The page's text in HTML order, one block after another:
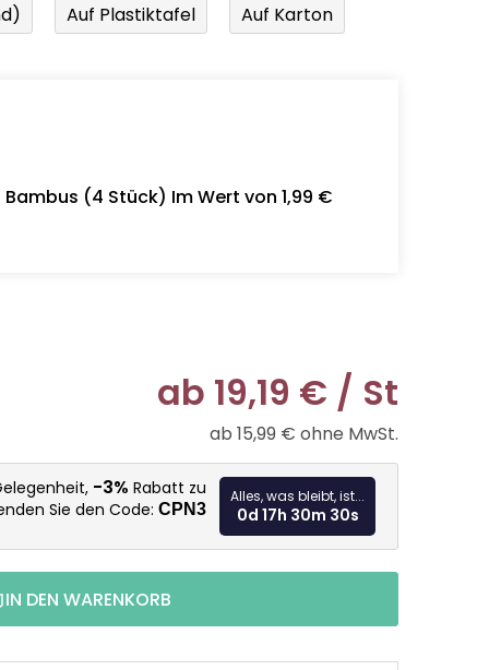
Auf Plastiktafel Auf Karton
(4 Stück) Im Wert von 1,99 €
ab 19,19 € / St
ab 15,99 € ohne MwSt.
-3% Rabatt zu
Sie den Code: CPN3
Alles, was bleibt, ist...
0d 17h 30m 29s
IN DEN WARENKORB